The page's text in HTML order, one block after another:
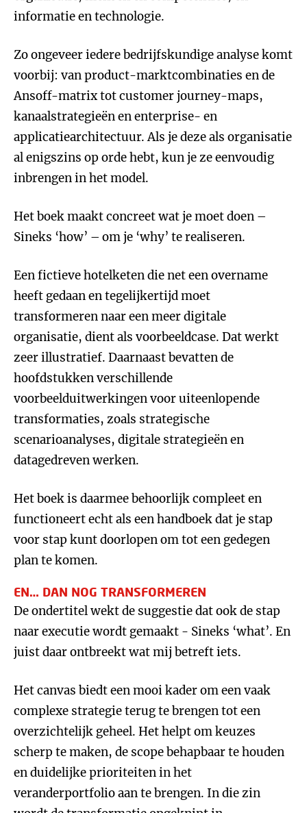
informatie en technologie.
Zo ongeveer iedere bedrijfskundige analyse komt
voorbij: van product-marktcombinaties en de
Ansoff-matrix tot customer journey-maps,
kanaalstrategieën en enterprise- en
applicatiearchitectuur. Als je deze als organisatie
al enigszins op orde hebt, kun je ze eenvoudig
inbrengen in het model.
Het boek maakt concreet wat je moet doen –
Sineks ‘how’ – om je ‘why’ te realiseren.
Een fictieve hotelketen die net een overname
heeft gedaan en tegelijkertijd moet
transformeren naar een meer digitale
organisatie, dient als voorbeeldcase. Dat werkt
zeer illustratief. Daarnaast bevatten de
hoofdstukken verschillende
voorbeelduitwerkingen voor uiteenlopende
transformaties, zoals strategische
scenarioanalyses, digitale strategieën en
datagedreven werken.
Het boek is daarmee behoorlijk compleet en
functioneert echt als een handboek dat je stap
voor stap kunt doorlopen om tot een gedegen
plan te komen.
EN… DAN NOG TRANSFORMEREN
De ondertitel wekt de suggestie dat ook de stap
naar executie wordt gemaakt - Sineks ‘what’. En
juist daar ontbreekt wat mij betreft iets.
Het canvas biedt een mooi kader om een vaak
complexe strategie terug te brengen tot een
overzichtelijk geheel. Het helpt om keuzes
scherp te maken, de scope behapbaar te houden
en duidelijke prioriteiten in het
veranderportfolio aan te brengen. In die zin